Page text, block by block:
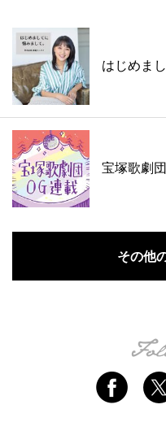
はじめま
宝塚歌劇
その他